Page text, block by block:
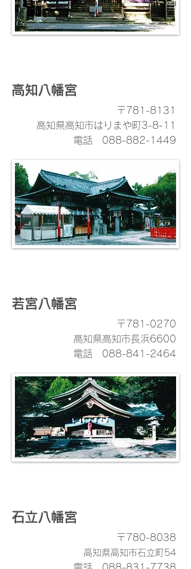
高知八幡宮
〒781-8131
高知県高知市はりまや町3-8-11
電話 088-882-1449
若宮八幡宮
〒781-0270
高知県高知市長浜6600
電話 088-841-2464
石立八幡宮
〒780-8038
高知県高知市石立町54